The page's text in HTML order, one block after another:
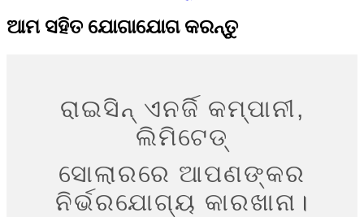
ଆମ ସହିତ ଯୋଗାଯୋଗ କରନ୍ତୁ
ରାଇସିନ୍ ଏନର୍ଜି କମ୍ପାନୀ,
ଲିମିଟେଡ୍
ସୋଲାରରେ ଆପଣଙ୍କର
ନିର୍ଭରଯୋଗ୍ୟ କାରଖାନା।